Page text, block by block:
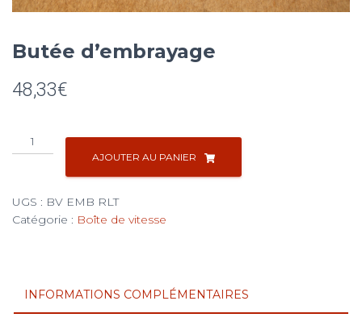
Butée d’embrayage
48,33€
quantité
de
AJOUTER AU PANIER
UGS : BV EMB RLT
Catégorie : Boîte de vitesse
INFORMATIONS COMPLÉMENTAIRES